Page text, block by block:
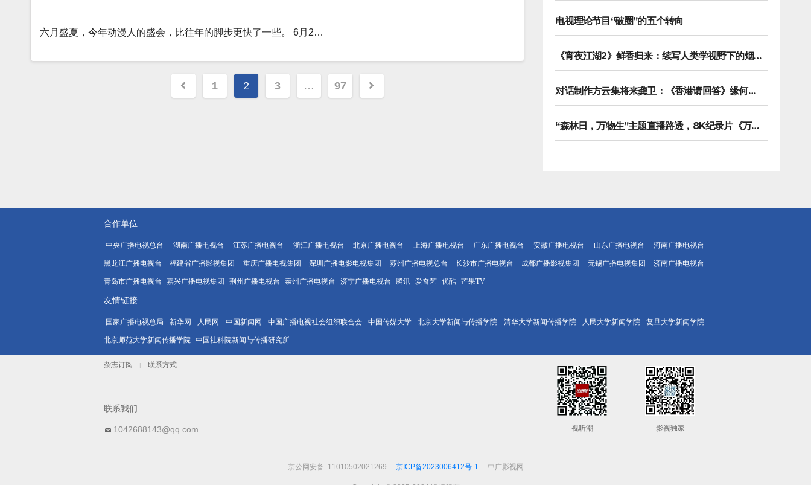
六月盛夏，今年动漫人的盛会，比往年的脚步更快了一些。 6月2…
文
1 2 3 … 97
电视理论节目“破圈”的五个转向
《宵夜江湖2》鲜香归来：续写人类学视野下的烟火漫游记
对话制作方云集将来龚卫：《香港请回答》缘何接连获国际传播大奖
“森林日，万物生”主题直播路透，8K纪录片《万物之生》今晚播出
合作单位
中央广播电视总台 湖南广播电视台 江苏广播电视台 浙江广播电视台 北京广播电视台 上海广播电视台 广东广播电视台 安徽广播电视台 山东广播电视台 河南广播电视台
黑龙江广播电视台 福建省广播影视集团 重庆广播电视集团 深圳广播电影电视集团 苏州广播电视总台 长沙市广播电视台 成都广播影视集团 无锡广播电视集团 济南广播电视台
青岛市广播电视台 嘉兴广播电视集团 荆州广播电视台 泰州广播电视台 济宁广播电视台 腾讯 爱奇艺 优酷 芒果TV
友情链接
国家广播电视总局 新华网 人民网 中国新闻网 中国广播电视社会组织联合会 中国传媒大学 北京大学新闻与传播学院 清华大学新闻传播学院 人民大学新闻学院 复旦大学新闻学院
北京师范大学新闻传播学院 中国社科院新闻与传播研究所
杂志订阅 | 联系方式
联系我们
1042688143@qq.com 视听潮 影视独家
京公网安备 11010502021269 京ICP备2023006412号-1 中广影视网